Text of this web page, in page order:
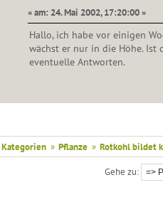
« am: 24. Mai 2002, 17:20:00 »
Hallo, ich habe vor einigen
wächst er nur in die Höhe. Ist
eventuelle Antworten.
Kategorien » Pflanze » Rotkohl bildet
Gehe zu